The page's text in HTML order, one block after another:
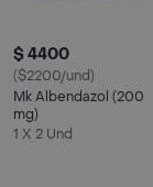
$ 4400
($2200/und)
Mk Albendazol (200
mg)
1 X 2 Und